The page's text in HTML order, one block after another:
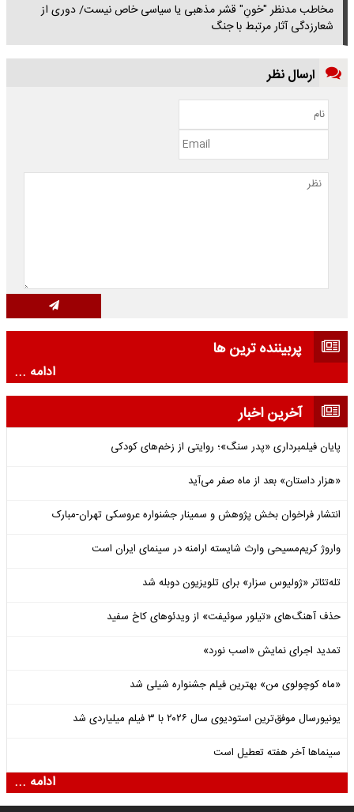
مخاطب مدنظر "خونِ" قشر مذهبی یا سیاسی خاص نیست/ دوری از
شعارزدگی آثار مرتبط با جنگ
ارسال نظر
پربیننده ترین ها
ادامه ...
آخرین اخبار
پایان فیلمبرداری «پدر سنگ»؛ روایتی از زخم‌های کودکی
«هزار داستان» بعد از ماه صفر می‌آید
انتشار فراخوان بخش پژوهش و سمینار جشنواره عروسکی تهران-مبارک
واروژ کریم‌مسیحی وارث شایسته ارامنه در سینمای ایران است
تله‌تئاتر «ژولیوس سزار» برای تلویزیون دوبله شد
حذف آهنگ‌های «تیلور سوئیفت» از ویدئوهای کاخ سفید
تمدید اجرای نمایش «اسب نورد»
«ماه کوچولوی من» بهترین فیلم جشنواره شیلی شد
یونیورسال موفق‌ترین استودیوی سال ۲۰۲۶ با ۳ فیلم میلیاردی شد
سینماها آخر هفته تعطیل است
ادامه ...